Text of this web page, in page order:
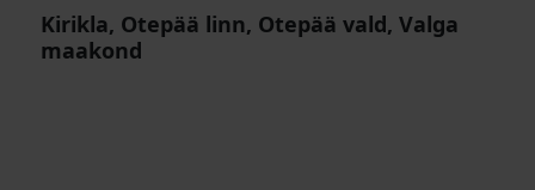
Kirikla, Otepää linn, Otepää vald, Valga
maakond